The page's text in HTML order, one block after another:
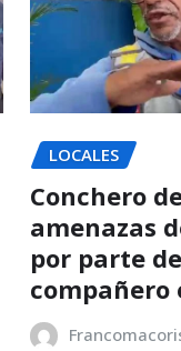
LOCALES
Conchero
amenazas
por parte
compañero